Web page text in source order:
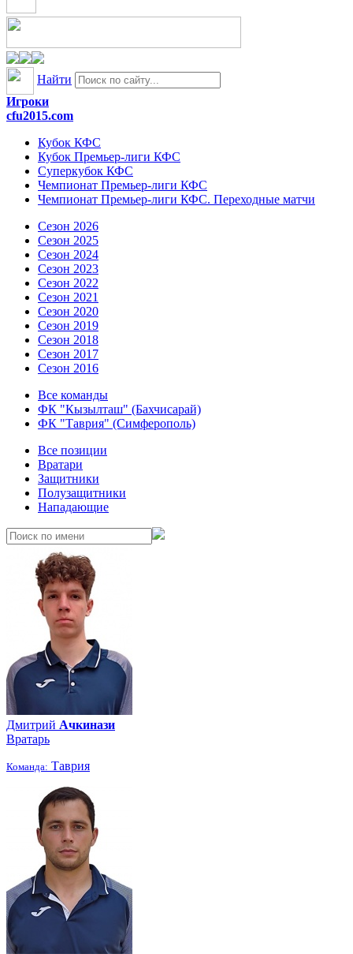
Найти
Игроки
cfu2015.com
Кубок КФС
Кубок Премьер-лиги КФС
Суперкубок КФС
Чемпионат Премьер-лиги КФС
Чемпионат Премьер-лиги КФС. Переходные матчи
Сезон 2026
Сезон 2025
Сезон 2024
Сезон 2023
Сезон 2022
Сезон 2021
Сезон 2020
Сезон 2019
Сезон 2018
Сезон 2017
Сезон 2016
Все команды
ФК "Кызылташ" (Бахчисарай)
ФК "Таврия" (Симферополь)
Все позиции
Вратари
Защитники
Полузащитники
Нападающие
Дмитрий Ачкинази
Вратарь
Команда: Таврия